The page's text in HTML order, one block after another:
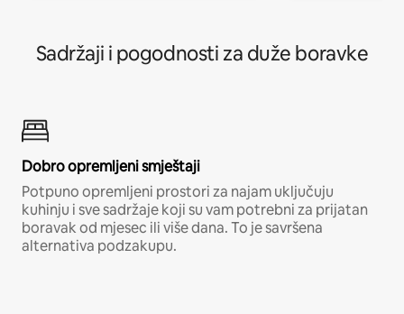
Sadržaji i pogodnosti za duže boravke
Dobro opremljeni smještaji
Potpuno opremljeni prostori za najam uključuju
kuhinju i sve sadržaje koji su vam potrebni za prijatan
boravak od mjesec ili više dana. To je savršena
alternativa podzakupu.